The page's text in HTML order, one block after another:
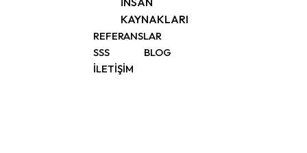
KAYNAKLARI
REFERANSLAR
SSS
BLOG
İLETIŞIM